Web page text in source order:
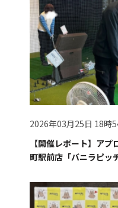
2026年03月25日 18時
【開催レポート】ア
町駅前店「バニラピッ